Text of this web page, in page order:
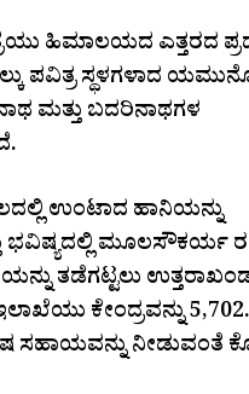
ಹಿಮಾಲಯದ ಎತ್ತರದ
ಪವಿತ್ರ ಸ್ಥಳಗಳಾದ
ಮತ್ತು ಬದರಿನಾಥಗಳ
ಉಂಟಾದ ಹಾನಿಯನ್ನು
ಭವಿಷ್ಯದಲ್ಲಿ ಮೂಲಸೌಕರ್ಯ
ತಡೆಗಟ್ಟಲು
ಕೇಂದ್ರವನ್ನು
ಸಹಾಯವನ್ನು ನೀಡುವಂತೆ